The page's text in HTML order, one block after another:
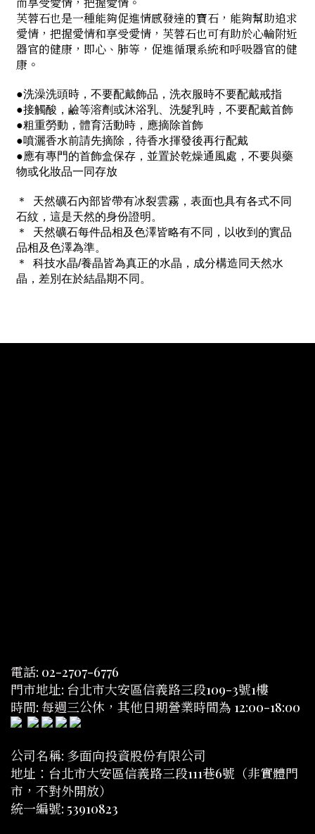
芙蓉石也是一種能夠促進情感發達的寶石，能夠幫助追求
愛情，把握愛情和享受愛情，芙蓉石也可有助於心輪附近
器官的健康，即心、肺等，促進循環系統和呼吸器官的健
康。
●洗澡洗頭時，不要配戴飾品，洗衣服時不要配戴戒指
●接觸酸，鹼等溶劑或沐浴乳、洗髮乳時，不要配戴首飾
●粗重勞動，體育活動時，應摘除首飾
●噴灑香水前請先摘除，待香水揮發後再行配戴
●應有專門的首飾盒保存，並置於乾燥通風處，不要與藥
物或化妝品一同存放
＊ 天然礦石內部皆帶有冰裂雲霧，表面也具有各式不同
石紋，這是天然的身份證明。
＊ 天然礦石每件品相及色澤皆略有不同，以收到的實品
品相及色澤為準。
＊ 科技水晶/養晶皆為真正的水晶，成分構造同天然水
晶，差別在於結晶期不同。
電話: 02-2707-6776
門市地址: 台北市大安區信義路三段109-3號1樓
時間: 每週三公休，其他日期營業時間為 12:00-18:00
公司名稱: 多面向投資股份有限公司
地址：台北市大安區信義路三段111巷6號（非實體門
市，不對外開放）
統一編號: 53910823